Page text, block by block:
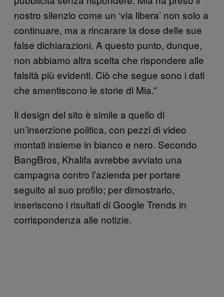
nostro silenzio come un ‘via libera’ non solo a
continuare, ma a rincarare la dose delle sue
false dichiarazioni. A questo punto, dunque,
non abbiamo altra scelta che rispondere alle
falsità più evidenti. Ciò che segue sono i dati
che smentiscono le storie di Mia.”
Il design del sito è simile a quello di
un’inserzione politica, con pezzi di video
montati insieme in bianco e nero. Secondo
BangBros, Khalifa avrebbe avviato una
campagna contro l’azienda per portare
seguito al suo profilo; per dimostrarlo,
inseriscono i risultati di Google Trends in
corrispondenza alle notizie.